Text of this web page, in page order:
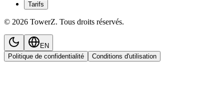
Tarifs
© 2026 TowerZ. Tous droits réservés.
EN
Politique de confidentialité
Conditions d'utilisation